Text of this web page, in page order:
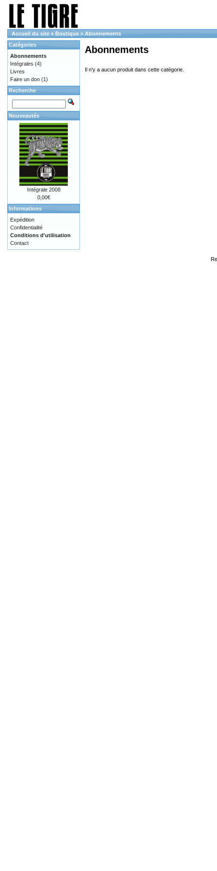
Accueil du site » Boutique » Abonnements
Abonnements
Il n'y a aucun produit dans cette catégorie.
Catégories
Abonnements
Intégrales (4)
Livres
Faire un don (1)
Recherche
Nouveautés
Intégrale 2008
0,00€
Informations
Expédition
Confidentialité
Conditions d'utilisation
Contact